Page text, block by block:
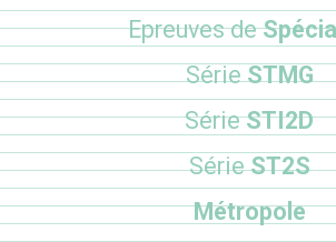
Epreuves de
SérieSTMG
SérieSTI2D
SérieST2S
Métropole